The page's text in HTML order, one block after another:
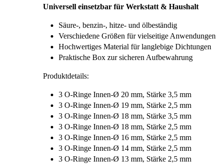
Universell einsetzbar für Werkstatt & Haushalt
Säure-, benzin-, hitze- und ölbeständig
Verschiedene Größen für vielseitige Anwendungen
Hochwertiges Material für langlebige Dichtungen
Praktische Box zur sicheren Aufbewahrung
Produktdetails:
3 O-Ringe Innen-Ø 20 mm, Stärke 3,5 mm
3 O-Ringe Innen-Ø 19 mm, Stärke 2,5 mm
3 O-Ringe Innen-Ø 18 mm, Stärke 3,5 mm
3 O-Ringe Innen-Ø 18 mm, Stärke 2,5 mm
3 O-Ringe Innen-Ø 16 mm, Stärke 2,5 mm
3 O-Ringe Innen-Ø 14 mm, Stärke 2,5 mm
3 O-Ringe Innen-Ø 13 mm, Stärke 2,5 mm